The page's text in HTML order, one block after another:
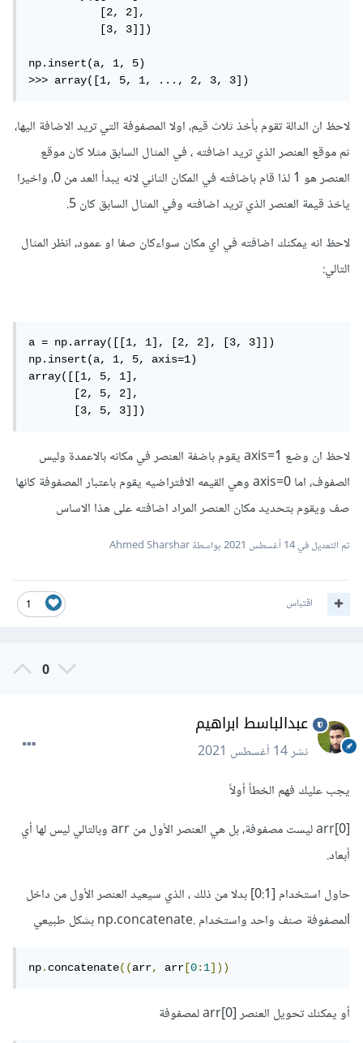
np.insert(a, 1, 5)
>>> array([1, 5, 1, ..., 2, 3, 3])
لاحظ ان الدالة تقوم بأخذ ثلاث قيم، اولا المصفوفة التي تريد الاضافة اليها،
ثم موقع العنصر الذي تريد اضافته ، في المثال السابق مثلا كان موقع
العنصر هو 1 لذا قام باضافته في المكان الثاني لانه يبدأ العد من 0، واخيرا
ياخذ قيمة العنصر الذي تريد اضافته وفي المثال السابق كان 5.
لاحظ انه يمكنك اضافته في اي مكان سواءكان صفا او عمود، انظر المثال
التالي:
a = np.array([[1, 1], [2, 2], [3, 3]])
np.insert(a, 1, 5, axis=1)
array([[1, 5, 1],
       [3, 5, 3]])
لاحظ ان وضع axis=1 يقوم باضفة العنصر في مكانه بالاعمدة وليس
الصفوف، اما axis=0 وهي القيمه الافتراضيه يقوم باعتبار المصفوفة كانها
صف ويقوم بتحديد مكان العنصر المراد اضافته على هذا الاساس
تم التعديل في14 أغسطس 2021 بواسطة Ahmed Sharshar
1 اقتباس
0
عبدالباسط ابراهيم
نشر14 أغسطس 2021
يجب عليك فهم الخطأ أولاً
[0]arr ليست مصفوفة، بل هي العنصر الأول من arr وبالتالي ليس لها أي
أبعاد.
حاول استخدام [0:1] بدلا من ذلك ، الذي سيعيد العنصر الأول من داخل
np.concatenate((arr, arr [0:1]))
أو يمكنك تحويل العنصر [0]arr لمصفوفة